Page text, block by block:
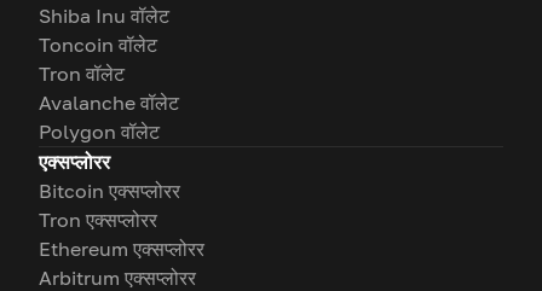
Shiba Inu वॉलेट
Toncoin वॉलेट
Tron वॉलेट
Avalanche वॉलेट
Polygon वॉलेट
एक्सप्लोरर
Bitcoin एक्सप्लोरर
Tron एक्सप्लोरर
Ethereum एक्सप्लोरर
Arbitrum एक्सप्लोरर